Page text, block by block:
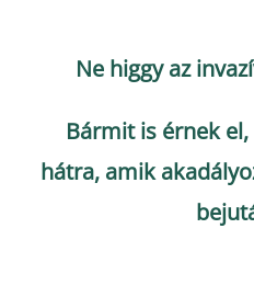
Ne higgy az
Bármit is érnek
hátra, amik